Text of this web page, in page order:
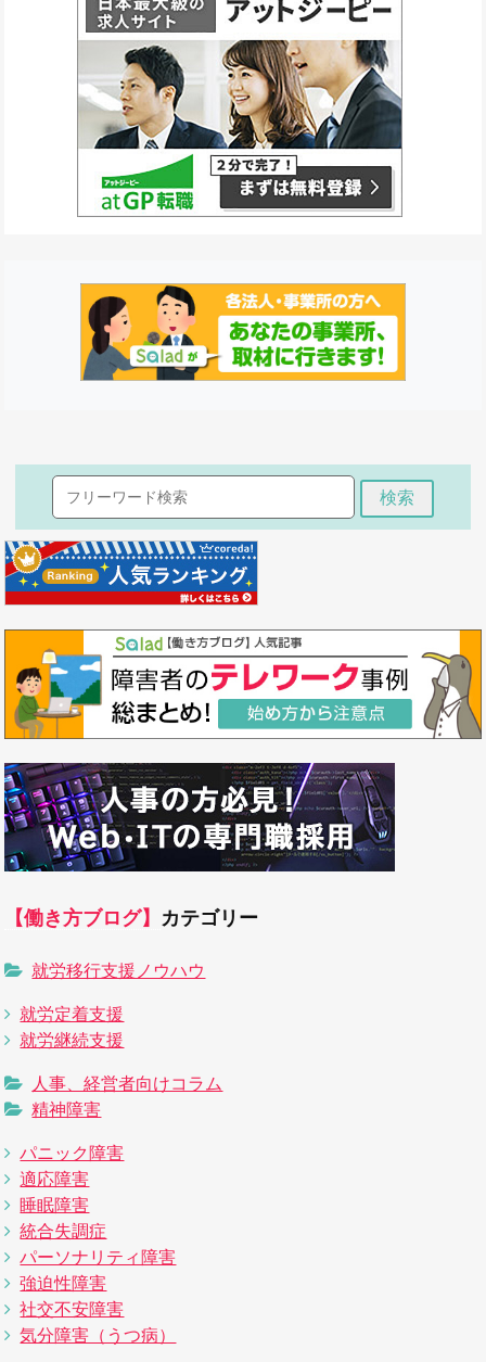
検索
【働き方ブログ】 カテゴリー
就労移行支援ノウハウ
就労定着支援
就労継続支援
人事、経営者向けコラム
精神障害
パニック障害
適応障害
睡眠障害
統合失調症
パーソナリティ障害
強迫性障害
社交不安障害
気分障害（うつ病）